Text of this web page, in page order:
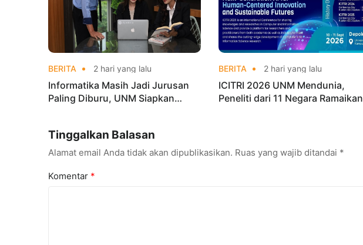
BERITA 2 hari yang lalu
Informatika Masih Jadi Jurusan
Paling Diburu, UNM Siapkan
BERITA 2 hari yang lalu
ICITRI 2026 UNM Mendunia,
Peneliti dari 11 Negara Ramaikan
Tinggalkan Balasan
Alamat email Anda tidak akan dipublikasikan. Ruas yang wajib ditandai *
Komentar *